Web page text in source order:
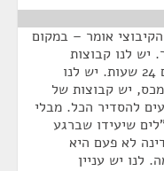
אומר – במקום
יש לנו קבוצות
עובדים שעובדים. בבתי חולים עובדים 24 שעות. יש לנו
יש קבוצות של
להסדיר הכל. מבלי
שיעידו שברגע
לא פעם היא
לנו יש עניין